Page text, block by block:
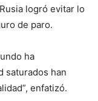
logró evitar lo
de paro.
ha
saturados han
enfatizó.